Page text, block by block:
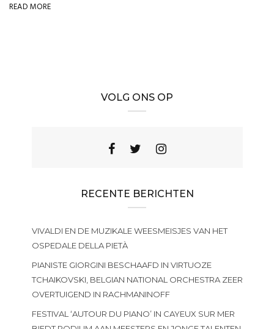
READ MORE
VOLG ONS OP
RECENTE BERICHTEN
VIVALDI EN DE MUZIKALE WEESMEISJES VAN HET
OSPEDALE DELLA PIETÀ
PIANISTE GIORGINI BESCHAAFD IN VIRTUOZE
TCHAIKOVSKI, BELGIAN NATIONAL ORCHESTRA ZEER
OVERTUIGEND IN RACHMANINOFF
FESTIVAL ‘AUTOUR DU PIANO’ IN CAYEUX SUR MER